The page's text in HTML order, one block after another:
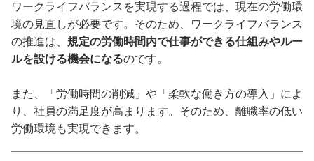
ワークライフバランスを実現する過程では、現在の労働環
境の見直しが必要です。そのため、ワークライフバランス
の推進は、 規定の労働時間内で仕事ができる仕組みやルー
ルを設ける機会になるのです。
また、「労働時間の削減」や「柔軟な働き方の導入」によ
り、社員の満足度が高まります。そのため、離職率の低い
労働環境も実現できます。